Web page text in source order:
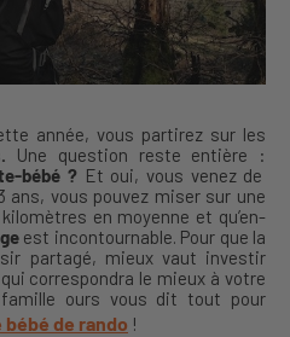
année, vous partirez sur les
Une question reste entière :
bébé ?Et oui, vous venez de
ans, vous pouvez miser sur une
en moyenne et qu’en-
est incontournable. Pour que la
partagé, mieux vaut investir
correspondra le mieux à votre
famille ours vous dit tout pour
bébé de rando !